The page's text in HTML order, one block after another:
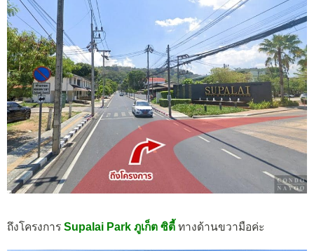
ถึงโครงการ Supalai Park ภูเก็ต ซิตี้ ทางด้านขวามือค่ะ